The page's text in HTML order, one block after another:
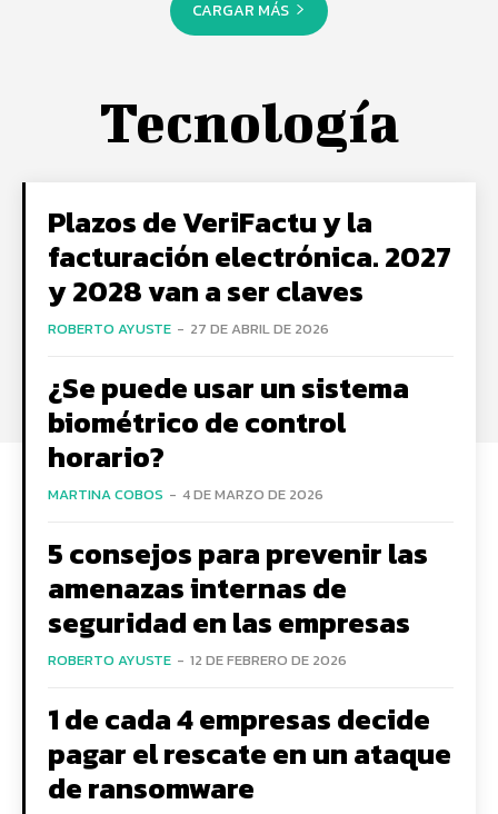
CARGAR MÁS
Tecnología
Plazos de VeriFactu y la
facturación electrónica. 2027
y 2028 van a ser claves
ROBERTO AYUSTE - 27 DE ABRIL DE 2026
¿Se puede usar un sistema
biométrico de control
horario?
MARTINA COBOS - 4 DE MARZO DE 2026
5 consejos para prevenir las
amenazas internas de
seguridad en las empresas
ROBERTO AYUSTE - 12 DE FEBRERO DE 2026
1 de cada 4 empresas decide
pagar el rescate en un ataque
de ransomware